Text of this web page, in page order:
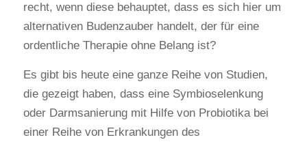
recht, wenn diese behauptet, dass es sich hier um
alternativen Budenzauber handelt, der für eine
ordentliche Therapie ohne Belang ist?
Es gibt bis heute eine ganze Reihe von Studien,
die gezeigt haben, dass eine Symbioselenkung
oder Darmsanierung mit Hilfe von Probiotika bei
einer Reihe von Erkrankungen des